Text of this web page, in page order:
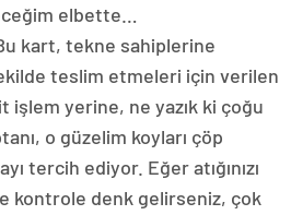
elbette…
kart, tekne sahiplerine
teslim etmeleri için verilen
işlem yerine, ne yazık ki çoğu
o güzelim koyları çöp
tercih ediyor. Eğer atığınızı
kontrole denk gelirseniz, çok